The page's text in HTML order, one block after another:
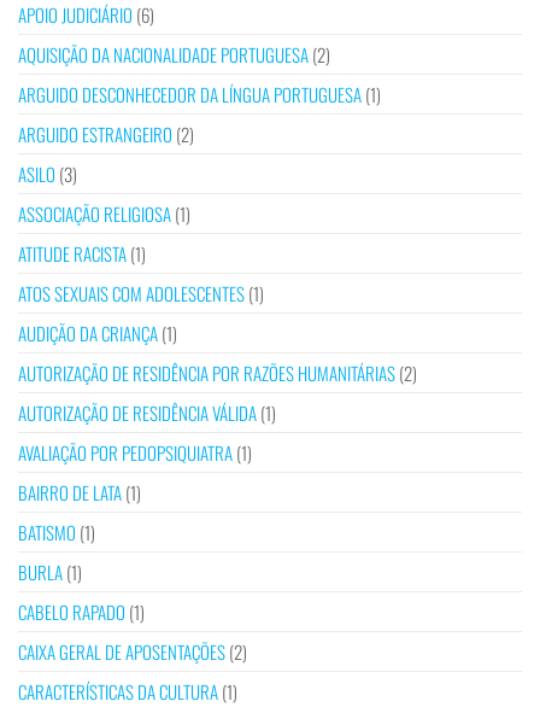
APOIO JUDICIÁRIO (6)
AQUISIÇÃO DA NACIONALIDADE PORTUGUESA(2)
ARGUIDO DESCONHECEDOR DA LÍNGUA PORTUGUESA(1)
ARGUIDO ESTRANGEIRO (2)
ASILO (3)
ASSOCIAÇÃO RELIGIOSA(1)
ATITUDE RACISTA(1)
ATOS SEXUAIS COM ADOLESCENTES(1)
AUDIÇÃO DA CRIANÇA(1)
AUTORIZAÇÃO DE RESIDÊNCIA POR RAZÕES HUMANITÁRIAS(2)
AUTORIZAÇÃO DE RESIDÊNCIA VÁLIDA(1)
AVALIAÇÃO POR PEDOPSIQUIATRA(1)
BAIRRO DE LATA(1)
BATISMO (1)
BURLA(1)
CABELO RAPADO (1)
CAIXA GERAL DE APOSENTAÇÕES(2)
CARACTERÍSTICAS DA CULTURA(1)